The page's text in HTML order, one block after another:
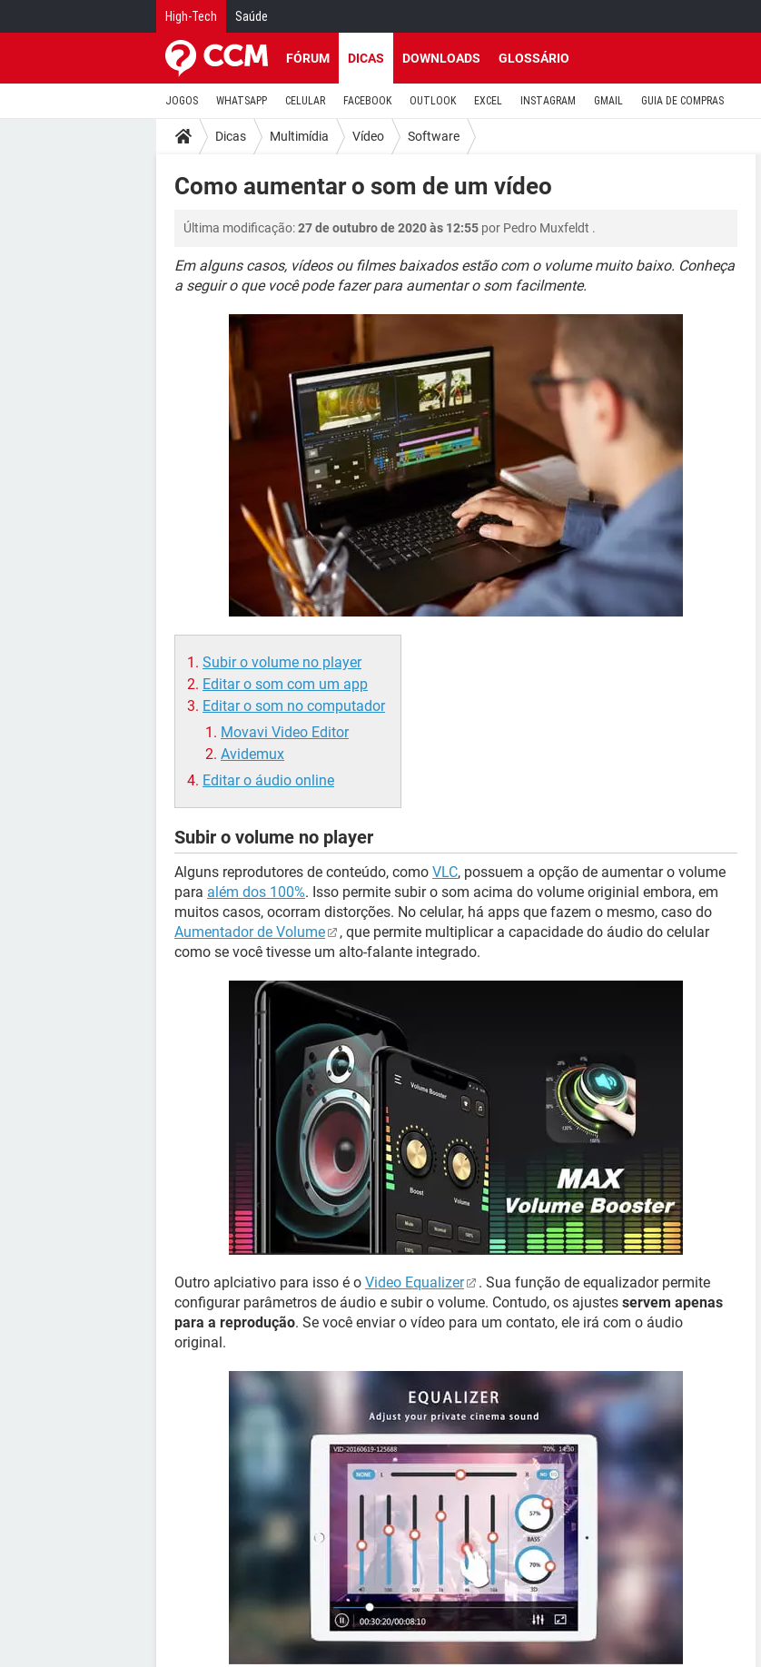
High-Tech Saúde
FÓRUM DICAS DOWNLOADS GLOSSÁRIO
JOGOS WHATSAPP CELULAR FACEBOOK OUTLOOK EXCEL INSTAGRAM GMAIL GUIA DE COMPRAS
Dicas Multimídia Vídeo Software
Como aumentar o som de um vídeo
Última modificação:27 de outubro de 2020 às 12:55 por Pedro Muxfeldt .
Em alguns casos, vídeos ou filmes baixados estão com o volume muito baixo. Conheça
a seguir o que você pode fazer para aumentar o som facilmente.
Subir o volume no player
Editar o som com um app
Editar o som no computador
Movavi Video Editor
Avidemux
Editar o áudio online
Subir o volume no player
Alguns reprodutores de conteúdo, como VLC, possuem a opção de aumentar o volume
para além dos 100%. Isso permite subir o som acima do volume originial embora, em
muitos casos, ocorram distorções. No celular, há apps que fazem o mesmo, caso do
Aumentador de Volume
, que permite multiplicar a capacidade do áudio do celular
como se você tivesse um alto-falante integrado.
Outro aplciativo para isso é o Video Equalizer
. Sua função de equalizador permite
configurar parâmetros de áudio e subir o volume. Contudo, os ajustes servem apenas
para a reprodução. Se você enviar o vídeo para um contato, ele irá com o áudio
original.